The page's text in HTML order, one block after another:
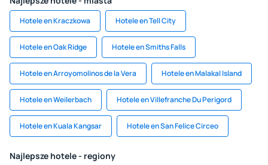
Hotele en Kraczkowa Hotele en Tell City
Hotele en Oak Ridge Hotele en Smiths Falls
Hotele en Arroyomolinos de la Vera Hotele en Malakal Island
Hotele en Weilerbach Hotele en Villefranche Du Perigord
Hotele en Kuala Kangsar Hotele en San Felice Circeo
Najlepsze hotele - regiony